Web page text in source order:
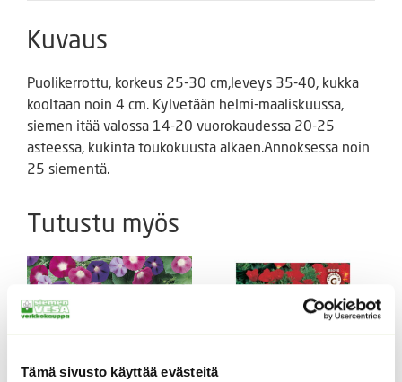
Tämä sivusto käyttää evästeitä
Kuvaus
Puolikerrottu, korkeus 25-30 cm,leveys 35-40, kukka
kooltaan noin 4 cm. Kylvetään helmi-maaliskuussa,
siemen itää valossa 14-20 vuorokaudessa 20-25
asteessa, kukinta toukokuusta alkaen.Annoksessa noin
25 siementä.
Tutustu myös